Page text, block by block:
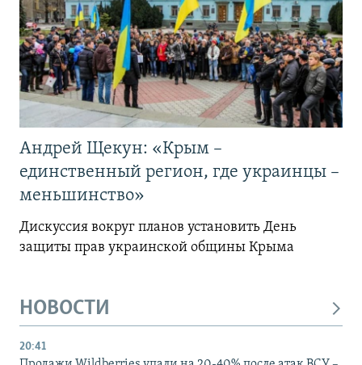
Андрей Щекун: «Крым –
единственный регион, где украинцы –
меньшинство»
Дискуссия вокруг планов установить День
защиты прав украинской общины Крыма
НОВОСТИ
20:41